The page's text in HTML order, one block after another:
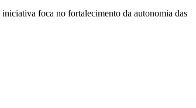
foca no fortalecimento da autonomia das